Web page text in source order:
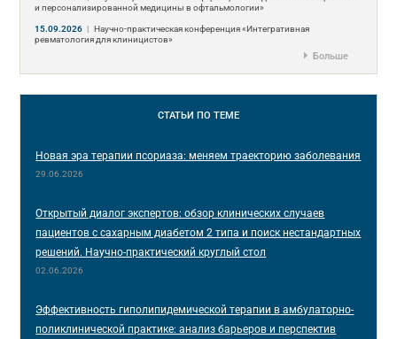
и персонализированной медицины в офтальмологии»
15.09.2026 | Научно-практическая конференция «Интегративная
ревматология для клиницистов»
Больше
СТАТЬИ ПО ТЕМЕ
Новая эра терапии псориаза: меняем траекторию заболевания
29.06.2026
Открытый диалог экспертов: обзор клинических случаев
пациентов с сахарным диабетом 2 типа и поиск нестандартных
решений. Научно-практический круглый стол
02.06.2026
Эффективность гиполипидемической терапии в амбулаторно-
поликлинической практике: анализ барьеров и перспектив